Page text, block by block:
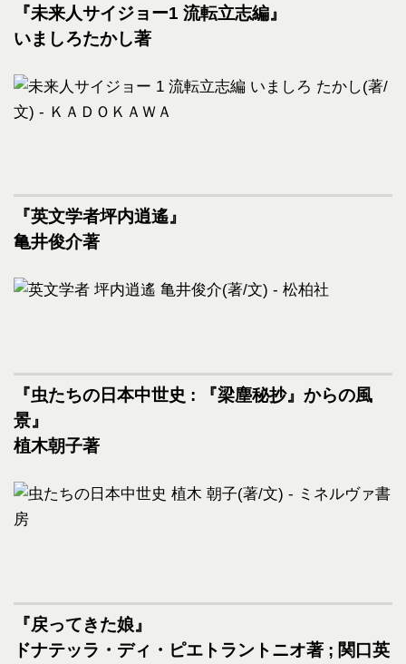
『未来人サイジョー1 流転立志編』
いましろたかし著
『英文学者坪内逍遙』
亀井俊介著
『虫たちの日本中世史 : 『梁塵秘抄』からの風
景』
植木朝子著
『戻ってきた娘』
ドナテッラ・ディ・ピエトラントニオ著 ; 関口英